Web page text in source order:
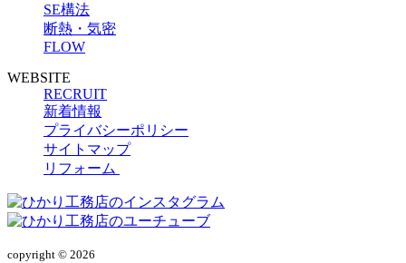
SE構法
断熱・気密
FLOW
WEBSITE
RECRUIT
新着情報
プライバシーポリシー
サイトマップ
リフォーム
copyright © 2026